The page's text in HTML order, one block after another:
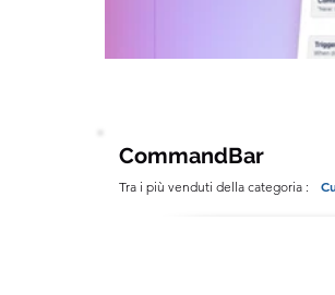
CommandBar
Tra i più venduti della categoria :